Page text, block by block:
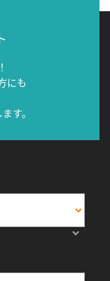
にも
す。